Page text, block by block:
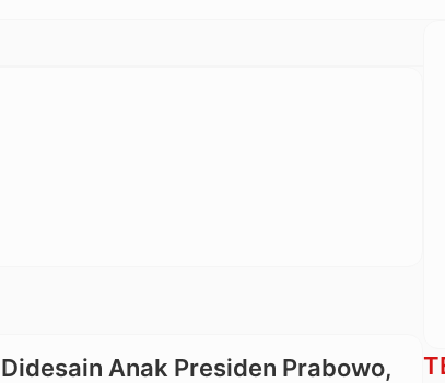
Didesain Anak Presiden Prabowo,